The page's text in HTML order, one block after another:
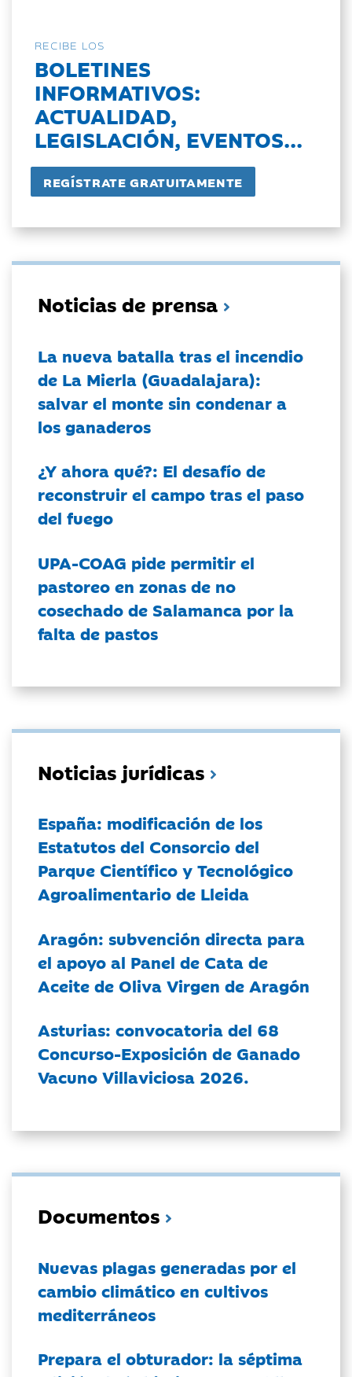
RECIBE LOS
BOLETINES
INFORMATIVOS:
ACTUALIDAD,
LEGISLACIÓN, EVENTOS...
Noticias de prensa
La nueva batalla tras el incendio
de La Mierla (Guadalajara):
salvar el monte sin condenar a
los ganaderos
¿Y ahora qué?: El desafío de
reconstruir el campo tras el paso
del fuego
UPA-COAG pide permitir el
pastoreo en zonas de no
cosechado de Salamanca por la
falta de pastos
Noticias jurídicas
España: modificación de los
Estatutos del Consorcio del
Parque Científico y Tecnológico
Agroalimentario de Lleida
Aragón: subvención directa para
el apoyo al Panel de Cata de
Aceite de Oliva Virgen de Aragón
Asturias: convocatoria del 68
Concurso-Exposición de Ganado
Vacuno Villaviciosa 2026.
Documentos
Nuevas plagas generadas por el
cambio climático en cultivos
mediterráneos
Prepara el obturador: la séptima